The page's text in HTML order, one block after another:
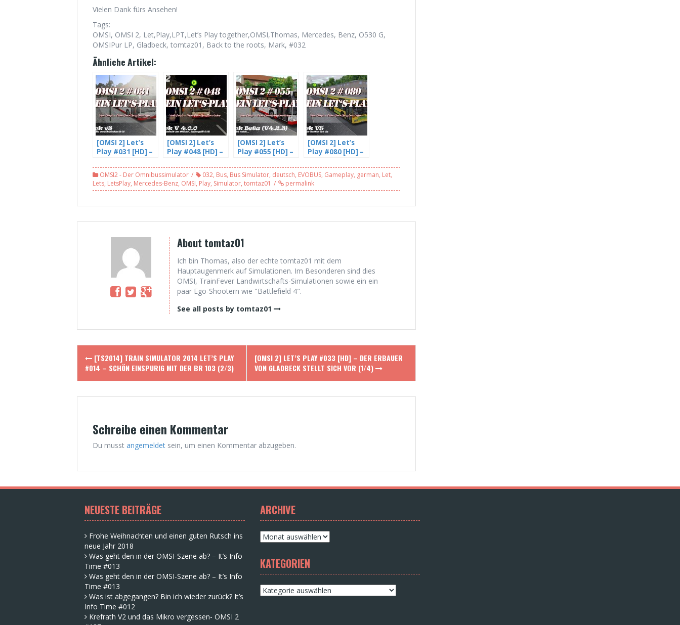
Vielen Dank fürs Ansehen!
Tags:
OMSI, OMSI 2, Let,Play,LPT,Let’s Play together,OMSI,Thomas, Mercedes, Benz, O530 G,
OMSIPur LP, Gladbeck, tomtaz01, Back to the roots, Mark, #032
Ähnliche Artikel:
[OMSI 2] Let’s
Play #031 [HD] –
verschwinden –
Gladbeck V3 (2/3)
[OMSI 2] Let’s
Play #048 [HD] –
Beta –
Trunkenheit am
Steuer?
(1/2)
[OMSI 2] Let’s
Play #055 [HD] –
Müde (4/4)
[OMSI 2] Let’s
Play #080 [HD] –
Button ist da |
Gladbeck v5
OMSI2 - Der Omnibussimulator 032, Bus, Bus Simulator, deutsch, EVOBUS, Gameplay, german, Let,
Lets, LetsPlay, Mercedes-Benz, OMSI, Play, Simulator, tomtaz01 permalink
About tomtaz01
Ich bin Thomas, also der echte tomtaz01 mit dem
Hauptaugenmerk auf Simulationen. Im Besonderen sind dies
OMSI, TrainFever Landwirtschafts-Simulationen sowie ein ein
paar Ego-Shootern wie "Battlefield 4".
See all posts by tomtaz01
Post
navigation
[TS2014] TRAIN SIMULATOR 2014 LET’S PLAY
#014 – SCHÖN EINSPURIG MIT DER BR 103 (2/3)
[OMSI 2] LET’S PLAY #033 [HD] – DER ERBAUER
VON GLADBECK STELLT SICH VOR (1/4)
Schreibe einen Kommentar
Du musst angemeldet sein, um einen Kommentar abzugeben.
NEUESTE BEITRÄGE
Frohe Weihnachten und einen guten Rutsch ins
neue Jahr 2018
Was geht den in der OMSI-Szene ab? – It’s Info
Time #013
Was geht den in der OMSI-Szene ab? – It’s Info
Time #013
Was ist abgegangen? Bin ich wieder zurück? It’s
Info Time #012
Krefrath V2 und das Mikro vergessen- OMSI 2
ARCHIVE
Archive
KATEGORIEN
Kategorien